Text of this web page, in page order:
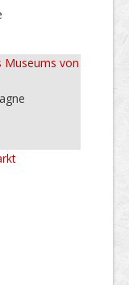
Museums von